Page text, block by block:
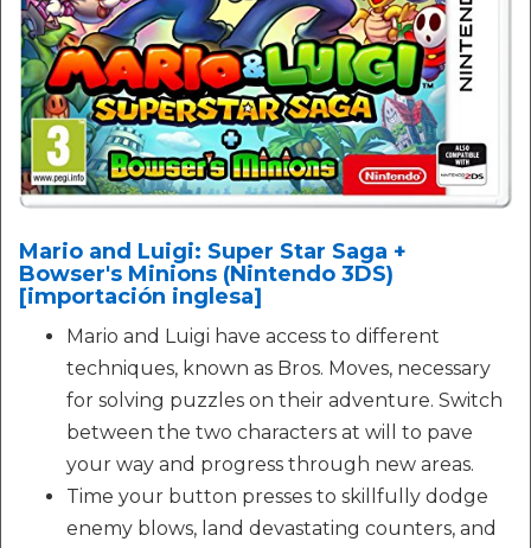
Mario and Luigi: Super Star Saga +
Bowser's Minions (Nintendo 3DS)
[importación inglesa]
Mario and Luigi have access to different
techniques, known as Bros. Moves, necessary
for solving puzzles on their adventure. Switch
between the two characters at will to pave
your way and progress through new areas.
Time your button presses to skillfully dodge
enemy blows, land devastating counters, and